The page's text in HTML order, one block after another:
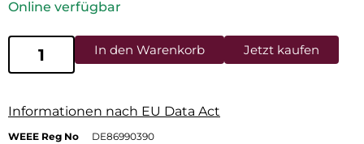
Online verfügbar
In den Warenkorb Jetzt kaufen
Informationen nach EU Data Act
WEEE Reg No
DE86990390